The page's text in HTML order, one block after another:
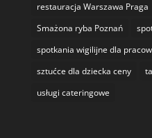
restauracja Warszawa Praga
Smażona ryba Poznań
spotkania wigilijne dla
sztućce dla dziecka ceny
usługi cateringowe